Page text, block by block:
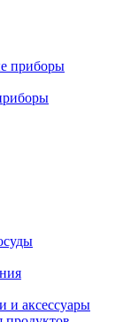
приборы
и аксессуары